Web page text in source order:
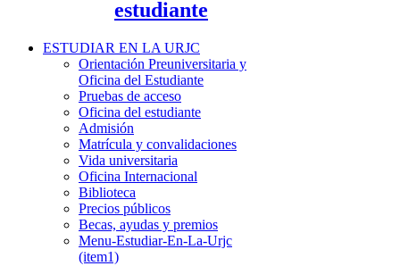
estudiante
ESTUDIAR EN LA URJC
Orientación Preuniversitaria y
Oficina del Estudiante
Pruebas de acceso
Oficina del estudiante
Admisión
Matrícula y convalidaciones
Vida universitaria
Oficina Internacional
Biblioteca
Precios públicos
Becas, ayudas y premios
Menu-Estudiar-En-La-Urjc
(item1)